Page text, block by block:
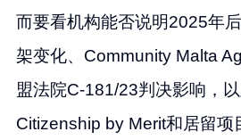
而要看机构能否说明2025年后
架变化、Community Malta
盟法院C-181/23判决影响，以
Citizenship by Merit和居留项